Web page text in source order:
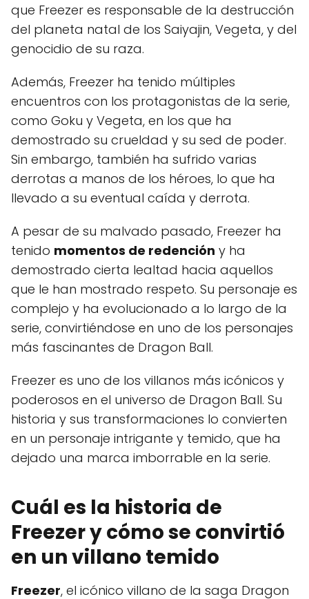
que Freezer es responsable de la destrucción
del planeta natal de los Saiyajin, Vegeta, y del
genocidio de su raza.
Además, Freezer ha tenido múltiples
encuentros con los protagonistas de la serie,
como Goku y Vegeta, en los que ha
demostrado su crueldad y su sed de poder.
Sin embargo, también ha sufrido varias
derrotas a manos de los héroes, lo que ha
llevado a su eventual caída y derrota.
A pesar de su malvado pasado, Freezer ha
tenido momentos de redención y ha
demostrado cierta lealtad hacia aquellos
que le han mostrado respeto. Su personaje es
complejo y ha evolucionado a lo largo de la
serie, convirtiéndose en uno de los personajes
más fascinantes de Dragon Ball.
Freezer es uno de los villanos más icónicos y
poderosos en el universo de Dragon Ball. Su
historia y sus transformaciones lo convierten
en un personaje intrigante y temido, que ha
dejado una marca imborrable en la serie.
Cuál es la historia de
Freezer y cómo se convirtió
en un villano temido
Freezer, el icónico villano de la saga Dragon